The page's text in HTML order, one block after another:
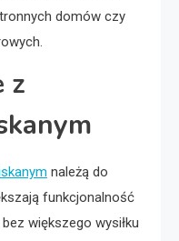
domów czy
z
należą do
funkcjonalność
większego wysiłku